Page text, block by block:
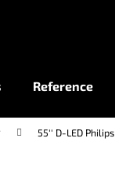
Reference
55'' D-LED
Co